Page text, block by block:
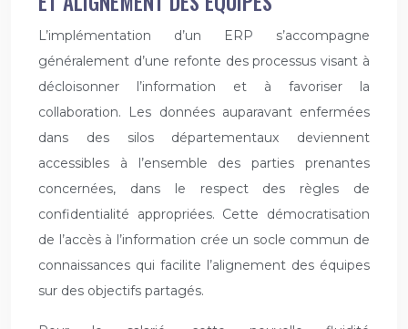
L’implémentation d’un ERP s’accompagne
généralement d’une refonte des processus visant à
décloisonner l’information et à favoriser la
collaboration. Les données auparavant enfermées
dans des silos départementaux deviennent
accessibles à l’ensemble des parties prenantes
concernées, dans le respect des règles de
confidentialité appropriées. Cette démocratisation
de l’accès à l’information crée un socle commun de
connaissances qui facilite l’alignement des équipes
sur des objectifs partagés.